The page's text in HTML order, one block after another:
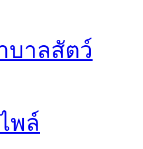
บาลสัตว์
พล์